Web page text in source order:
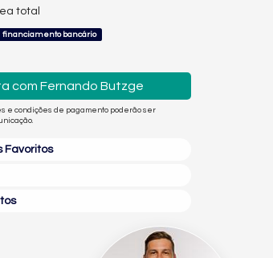
total
financiamento bancário
com Fernando Butzge
e condições de pagamento poderão ser
Favoritos